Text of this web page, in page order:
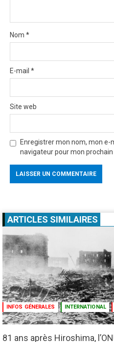
Nom *
E-mail *
Site web
Enregistrer mon nom, mon e-
navigateur pour mon
ARTICLES SIMILAIRES
INFOS GÉNERALES INTERNATIONAL
81 ans après Hiroshima,